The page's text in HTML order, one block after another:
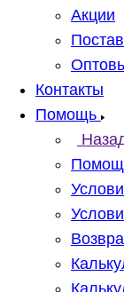
Акции
Контакты
Помощь